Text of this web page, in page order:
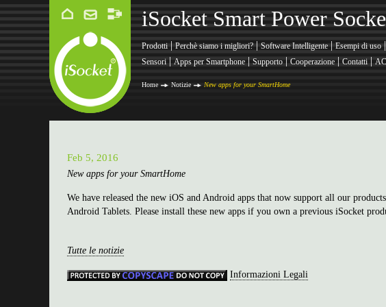
iSocket Smart Power
Prodotti | Perchè siamo i migliori? | Software Intelligente | Esempi di uso |
Sensori | Apps per Smartphone | Supporto | Cooperazione | Contatti |
Home Notizie New apps for your SmartHome
Feb 5, 2016
New apps for your SmartHome
We have released the new iOS and Android apps that now support all our
Android Tablets. Please install these new apps if you own a previous iSocket
Tutte le notizie
Informazioni Legali